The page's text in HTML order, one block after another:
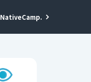
NativeCamp.